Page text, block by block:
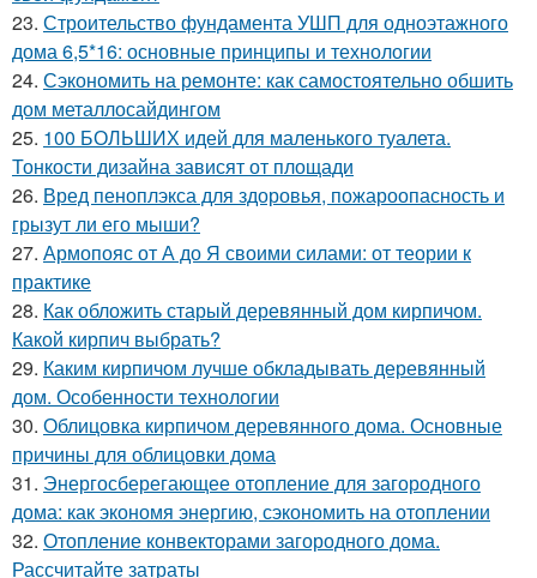
23. Строительство фундамента УШП для одноэтажного
дома 6,5*16: основные принципы и технологии
24. Сэкономить на ремонте: как самостоятельно обшить
дом металлосайдингом
25. 100 БОЛЬШИХ идей для маленького туалета.
Тонкости дизайна зависят от площади
26. Вред пеноплэкса для здоровья, пожароопасность и
грызут ли его мыши?
27. Армопояс от А до Я своими силами: от теории к
практике
28. Как обложить старый деревянный дом кирпичом.
Какой кирпич выбрать?
29. Каким кирпичом лучше обкладывать деревянный
дом. Особенности технологии
30. Облицовка кирпичом деревянного дома. Основные
причины для облицовки дома
31. Энергосберегающее отопление для загородного
дома: как экономя энергию, сэкономить на отоплении
32. Отопление конвекторами загородного дома.
Рассчитайте затраты